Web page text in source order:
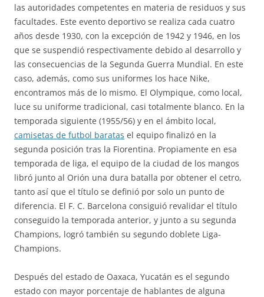
las autoridades competentes en materia de residuos y sus
facultades. Este evento deportivo se realiza cada cuatro
años desde 1930, con la excepción de 1942 y 1946, en los
que se suspendió respectivamente debido al desarrollo y
las consecuencias de la Segunda Guerra Mundial. En este
caso, además, como sus uniformes los hace Nike,
encontramos más de lo mismo. El Olympique, como local,
luce su uniforme tradicional, casi totalmente blanco. En la
temporada siguiente (1955/56) y en el ámbito local,
camisetas de futbol baratas el equipo finalizó en la
segunda posición tras la Fiorentina. Propiamente en esa
temporada de liga, el equipo de la ciudad de los mangos
libró junto al Orión una dura batalla por obtener el cetro,
tanto así que el título se definió por solo un punto de
diferencia. El F. C. Barcelona consiguió revalidar el título
conseguido la temporada anterior, y junto a su segunda
Champions, logró también su segundo doblete Liga-
Champions.
Después del estado de Oaxaca, Yucatán es el segundo
estado con mayor porcentaje de hablantes de alguna